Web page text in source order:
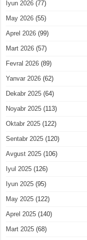
Iyun 2026 (77)
May 2026 (55)
Aprel 2026 (99)
Mart 2026 (57)
Fevral 2026 (89)
Yanvar 2026 (62)
Dekabr 2025 (64)
Noyabr 2025 (113)
Oktabr 2025 (122)
Sentabr 2025 (120)
Avgust 2025 (106)
Iyul 2025 (126)
Iyun 2025 (95)
May 2025 (122)
Aprel 2025 (140)
Mart 2025 (68)